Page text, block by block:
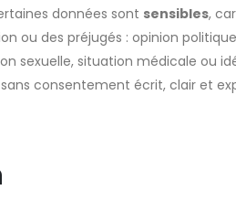
données sont sensibles,
ou des préjugés : opinion
situation médicale ou
consentement écrit, clair et